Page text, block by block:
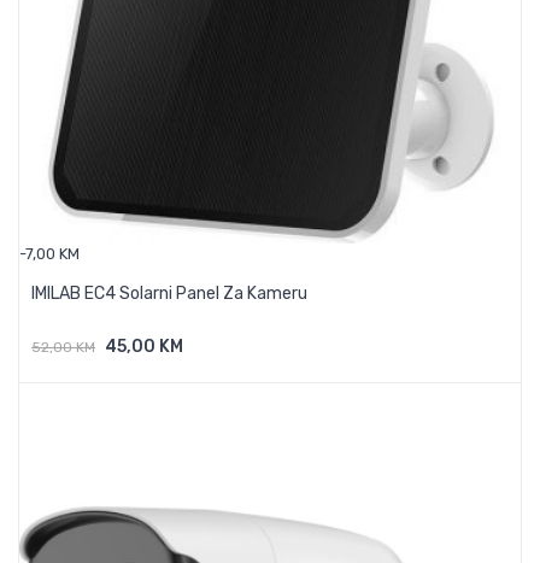
-7,00 KM
IMILAB EC4 Solarni Panel Za Kameru
52,00 KM 45,00 KM
Dodaj U Košaricu